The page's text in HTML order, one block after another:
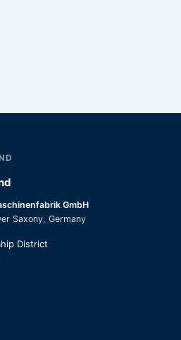
GmbH
Saxony, Germany
District